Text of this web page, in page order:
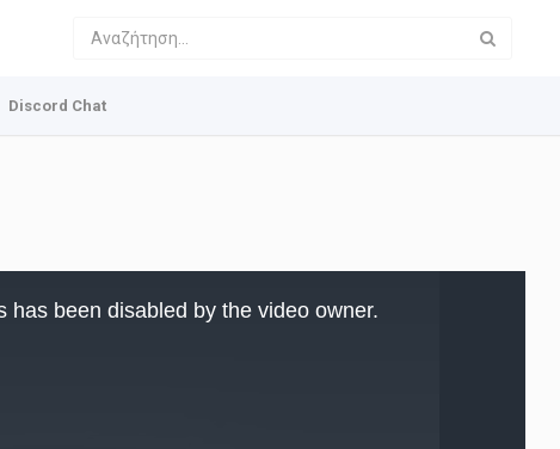
Discord Chat
has been disabled by the video owner.